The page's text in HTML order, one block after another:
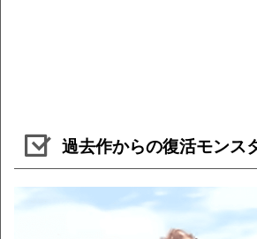
過去作からの復活モンス